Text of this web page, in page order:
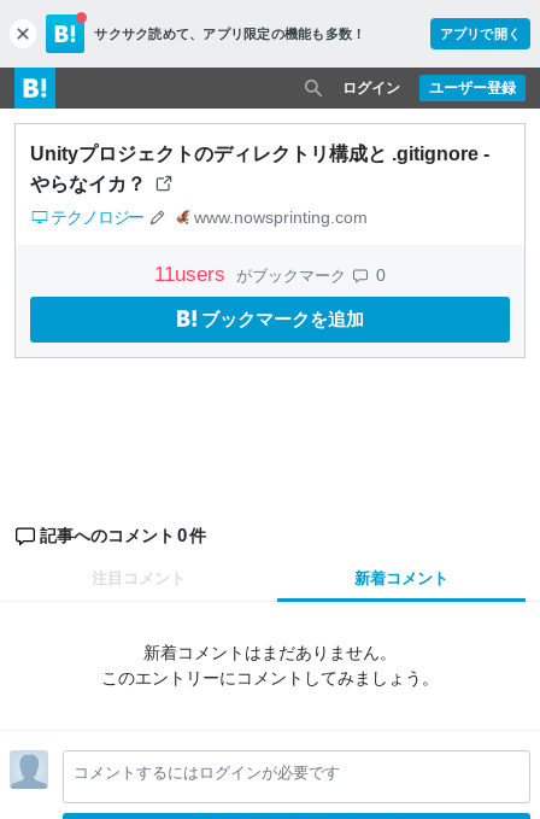
c
l
o
s
e
サクサク読めて、 アプリ限定の機能も多数！ アプリで開く
ユーザー登録
ログイン
Unityプロジェクトのディレクトリ構成と .gitignore -
やらなイカ？
テクノロジー www.nowsprinting.com
11users がブックマーク 0
ブックマークを追加
記事へのコメント 0件
注目コメント 新着コメント
新着コメントはまだありません。
このエントリーにコメントしてみましょう。
コメントするにはログインが必要です